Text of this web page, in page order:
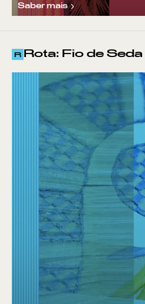
Saber mais
R Rota: Fio de Seda